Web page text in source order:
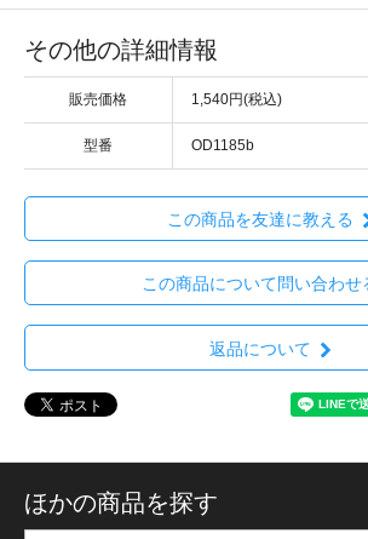
その他の詳細情報
販売価格 1,540円(税込)
型番 OD1185b
この商品を友達に教える
この商品について問い合わせ
返品について
ほかの商品を探す